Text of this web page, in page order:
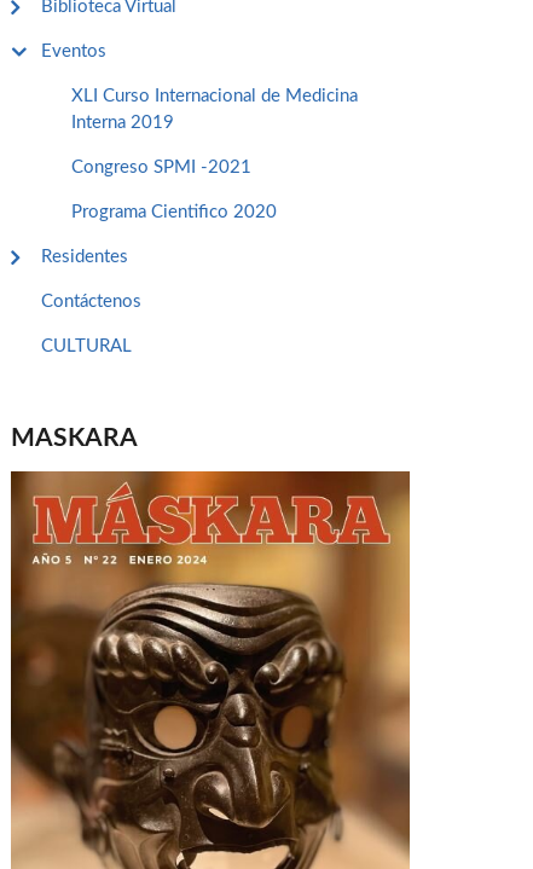
Biblioteca Virtual
Eventos
XLI Curso Internacional de Medicina
Interna 2019
Congreso SPMI -2021
Programa Cientifico 2020
Residentes
Contáctenos
CULTURAL
MASKARA